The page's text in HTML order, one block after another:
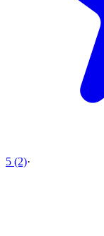
5 (2)·